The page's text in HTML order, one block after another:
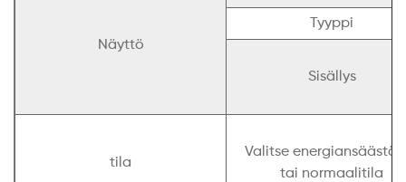
Näyttö
Tyyppi
Sisällys
tila
Valitse
tai normaalitila